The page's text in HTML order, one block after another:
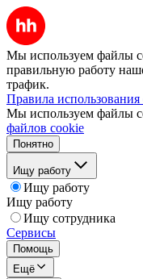
Мы используем файлы
правильную работу
трафик.
Правила
Мы используем файлы
файлов cookie
Понятно
Ищу работу
Ищу работу
Ищу работу
Ищу сотрудника
Сервисы
Помощь
Ещё